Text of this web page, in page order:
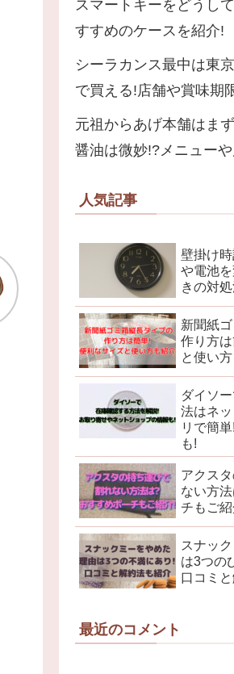
スマートキーをどうし
すすめのケースを紹介!
シーラカンス最中は東
で買える!店舗や賞味期
元祖からあげ本舗はま
醤油は微妙!?メニュー
人気記事
壁掛け
や電池
きの対
新聞紙
作り方
と使い
ダイソ
法はネ
リで簡
も!
アクス
ない方
チもご紹
スナッ
は3つの
口コミ
最近のコメント